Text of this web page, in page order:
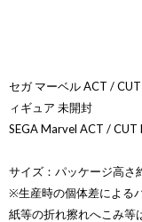
セガ マーベル ACT /
ィギュア 未開封
SEGA Marvel ACT / CUT
サイズ：パッケージ高さ
※生産時の個体差による
紙等の折れ擦れへこみ等